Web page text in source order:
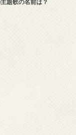
題歌の名前は？